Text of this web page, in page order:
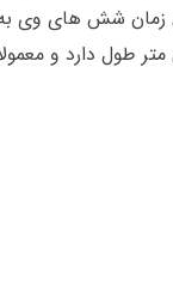
زمان شش های وی